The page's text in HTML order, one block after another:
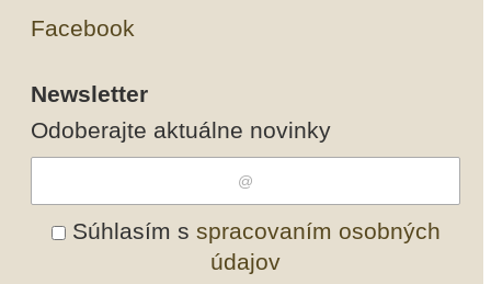
Facebook
Newsletter
Odoberajte aktuálne novinky
Súhlasím s spracovaním osobných
údajov